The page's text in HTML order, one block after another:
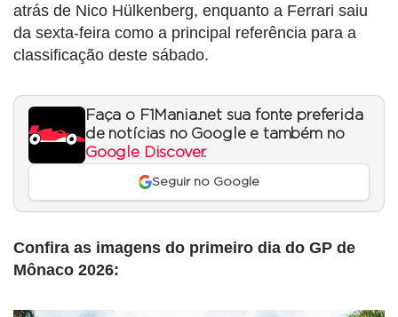
atrás de Nico Hülkenberg, enquanto a Ferrari saiu
da sexta-feira como a principal referência para a
classificação deste sábado.
Faça o F1Mania.net sua fonte preferida
de notícias no Google e também no
Google Discover.
Seguir no Google
Confira as imagens do primeiro dia do GP de
Mônaco 2026: